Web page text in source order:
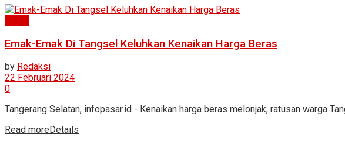
Emak-Emak Di Tangsel Keluhkan Kenaikan Harga Beras
by Redaksi
22 Februari 2024
0
Tangerang Selatan, infopasar.id - Kenaikan harga beras melonjak, ratusan warga
Read more Details